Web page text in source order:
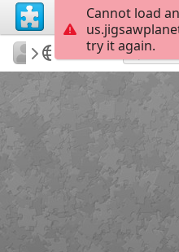
sodb2018
книга
літо 35
別のピ
Cannot load
try it again.